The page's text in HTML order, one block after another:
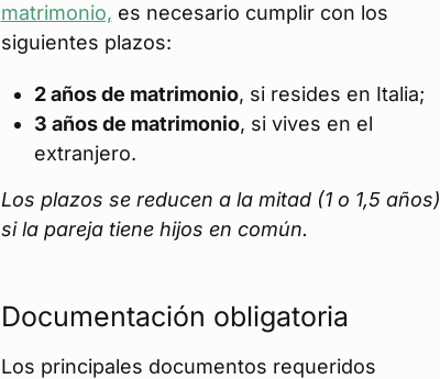
matrimonio, es necesario cumplir con los
siguientes plazos:
2 años de matrimonio, si resides en Italia;
3 años de matrimonio, si vives en el
extranjero.
Los plazos se reducen a la mitad (1 o 1,5 años)
si la pareja tiene hijos en común.
Documentación obligatoria
Los principales documentos requeridos